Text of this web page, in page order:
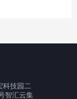
科技园二
智汇云集